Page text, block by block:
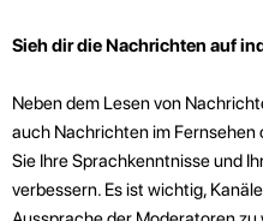
Sieh dir die Nachrichten auf
Neben dem Lesen von
auch Nachrichten im Fernsehen
Sie Ihre Sprachkenntnisse und
verbessern. Es ist wichtig,